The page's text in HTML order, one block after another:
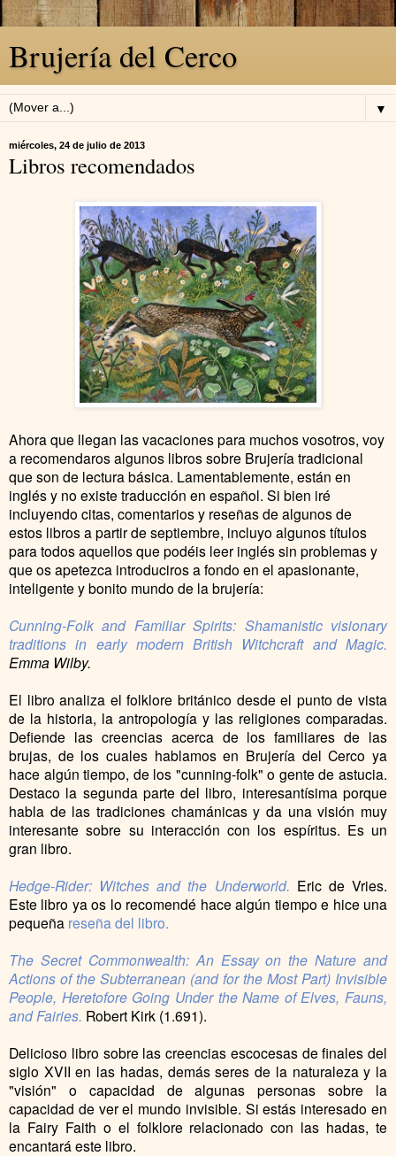
Brujería del Cerco
▼
miércoles, 24 de julio de 2013
Libros recomendados
Ahora que llegan las vacaciones para muchos vosotros, voy
a recomendaros algunos libros sobre Brujería tradicional
que son de lectura básica. Lamentablemente, están en
inglés y no existe traducción en español. Si bien iré
incluyendo citas, comentarios y reseñas de algunos de
estos libros a partir de septiembre, incluyo algunos títulos
para todos aquellos que podéis leer inglés sin problemas y
que os apetezca introduciros a fondo en el apasionante,
inteligente y bonito mundo de la brujería:
Cunning-Folk and Familiar Spirits: Shamanistic visionary
traditions in early modern British Witchcraft and Magic.
Emma Wilby.
El libro analiza el folklore británico desde el punto de vista
de la historia, la antropología y las religiones comparadas.
Defiende las creencias acerca de los familiares de las
brujas, de los cuales hablamos en Brujería del Cerco ya
hace algún tiempo, de los "cunning-folk" o gente de astucia.
Destaco la segunda parte del libro, interesantísima porque
habla de las tradiciones chamánicas y da una visión muy
interesante sobre su interacción con los espíritus. Es un
gran libro.
Hedge-Rider: Witches and the Underworld. Eric de Vries.
Este libro ya os lo recomendé hace algún tiempo e hice una
pequeña reseña del libro.
The Secret Commonwealth: An Essay on the Nature and
Actions of the Subterranean (and for the Most Part) Invisible
People, Heretofore Going Under the Name of Elves, Fauns,
and Fairies. Robert Kirk (1.691).
Delicioso libro sobre las creencias escocesas de finales del
siglo XVII en las hadas, demás seres de la naturaleza y la
"visión" o capacidad de algunas personas sobre la
capacidad de ver el mundo invisible. Si estás interesado en
la Fairy Faith o el folklore relacionado con las hadas, te
encantará este libro.